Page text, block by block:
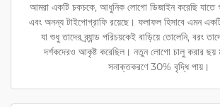
আমরা একটি চকচকে, আধুনিক লোগো ডিজাইন করেছি যাতে
এবং অনন্য টাইপোগ্রাফি রয়েছে। ফলাফল হিসাবে এমন
যা শুধু তাদের ব্র্যান্ড পরিচয়কেই বাড়িয়ে তোলেনি, বরং
দর্শকদেরও আকৃষ্ট করেছিল। নতুন লোগো চালু করার ছয়
সনাক্তকরণে 30% বৃদ্ধি পায়।